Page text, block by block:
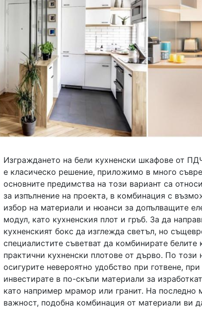
Изграждането на бели кухненски шкафове от
е класическо решение, приложимо в много
основните предимства на този вариант са
за изпълнение на проекта, в комбинация с
избор на материали и нюанси за допълващите
модул, като кухненския плот и гръб. За да
кухненският бокс да изглежда светъл, но
специалистите съветват да комбинирате белите
практични кухненски плотове от дърво. По този
осигурите невероятно удобство при готвене,
инвестирате в по-скъпи материали за
като например мрамор или гранит. На последно
важност, подобна комбинация от материали ви